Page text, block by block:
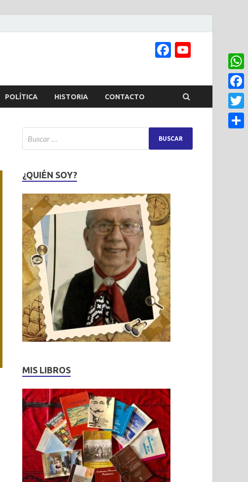
Facebook
Channel
POLÍTICA HISTORIA CONTACTO
¿QUIÉN SOY?
MIS LIBROS